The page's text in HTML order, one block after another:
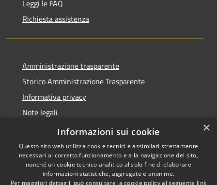
Leggi le FAQ
Richiesta assistenza
Amministrazione trasparente
Storico Amministrazione Trasparente
Informativa privacy
Note legali
Dichiarazione di accessibilità
Copyright © 2026 • Comune di
×
Informazioni sui cookie
Questo sito web utilizza cookie tecnici e assimilati strettamente
necessari al corretto funzionamento e alla navigazione del sito,
nonché un cookie tecnico analitico al solo fine di elaborare
informazioni statistiche, aggregate e anonime.
Per maggiori dettagli, può consultare la cookie policy al seguente link